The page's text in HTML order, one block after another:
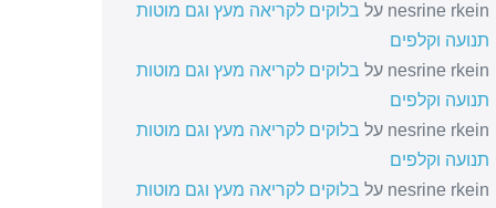
nesrine rkein על בלוקים לקריאה מעץ וגם מוטות
תנועה וקלפים
nesrine rkein על בלוקים לקריאה מעץ וגם מוטות
תנועה וקלפים
nesrine rkein על בלוקים לקריאה מעץ וגם מוטות
תנועה וקלפים
nesrine rkein על בלוקים לקריאה מעץ וגם מוטות